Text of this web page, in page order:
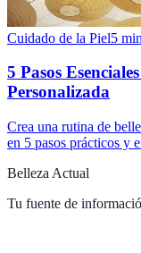
Cuidado de la Piel5 min
5 Pasos
Personalizada
Crea una rutina de
en 5 pasos prácticos y
Belleza Actual
Tu fuente de